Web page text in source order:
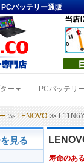
バッテリー通販
ー PCバッテリー
≫ LENOVO ≫
見る
寿命のあ